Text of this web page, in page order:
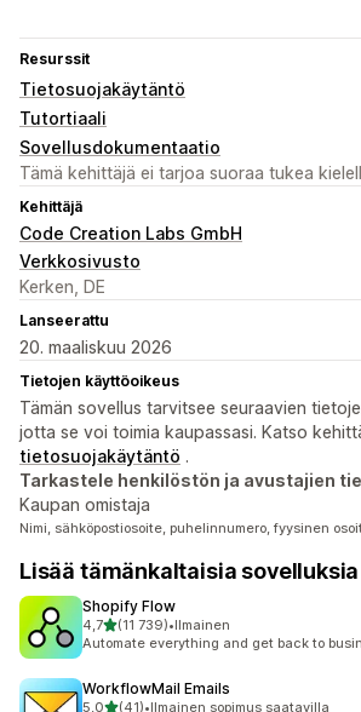
Resurssit
Tietosuojakäytäntö
Tutortiaali
Sovellusdokumentaatio
Tämä kehittäjä ei tarjoa suoraa tukea
Kehittäjä
Code Creation Labs GmbH
Verkkosivusto
Kerken, DE
Lanseerattu
20. maaliskuu 2026
Tietojen käyttöoikeus
Tämän sovellus tarvitsee seuraavien
jotta se voi toimia kaupassasi. Katso
tietosuojakäytäntö .
Tarkastele henkilöstön ja avustajien
Kaupan omistaja
Nimi, sähköpostiosoite, puhelinnumero, fyysinen
Lisää tämänkaltaisia sovelluksia
Shopify Flow
4,7/ 5 tähteä
(11 739)
11739 arvostelua yhteensä
•Ilmainen
Automate everything and get back to
WorkflowMail Emails
5,0/ 5 tähteä
(41)•Ilmainen sopimus saatavilla